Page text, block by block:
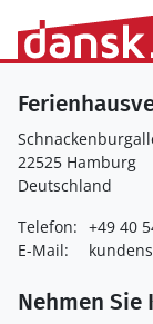
22525 Hamburg
Deutschland
Telefon: +49 40
E-Mail:
Nehmen Sie